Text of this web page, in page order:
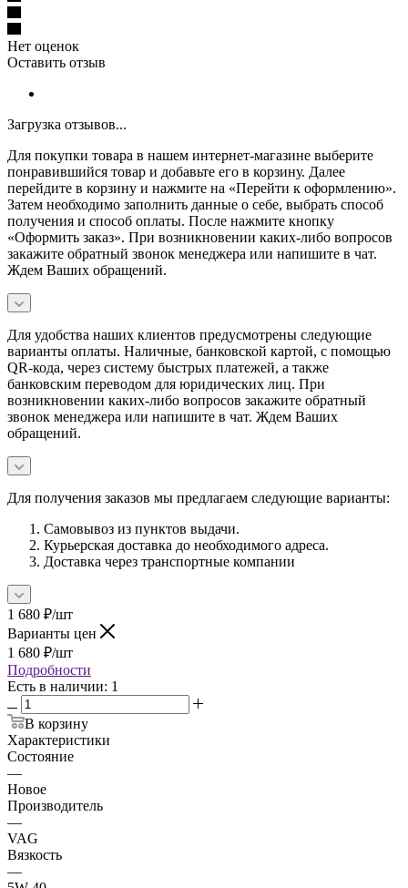
Нет оценок
Оставить отзыв
Загрузка отзывов...
Для покупки товара в нашем интернет-магазине выберите
понравившийся товар и добавьте его в корзину. Далее
перейдите в корзину и нажмите на «Перейти к оформлению».
Затем необходимо заполнить данные о себе, выбрать способ
получения и способ оплаты. После нажмите кнопку
«Оформить заказ». При возникновении каких-либо вопросов
закажите обратный звонок менеджера или напишите в чат.
Ждем Ваших обращений.
Для удобства наших клиентов предусмотрены следующие
варианты оплаты. Наличные, банковской картой, с помощью
QR-кода, через систему быстрых платежей, а также
банковским переводом для юридических лиц. При
возникновении каких-либо вопросов закажите обратный
звонок менеджера или напишите в чат. Ждем Ваших
обращений.
Для получения заказов мы предлагаем следующие варианты:
Самовывоз из пунктов выдачи.
Курьерская доставка до необходимого адреса.
Доставка через транспортные компании
1 680 ₽/шт
Варианты цен
1 680 ₽/шт
Подробности
Есть в наличии: 1
В корзину
Характеристики
Состояние
—
Новое
Производитель
—
VAG
Вязкость
—